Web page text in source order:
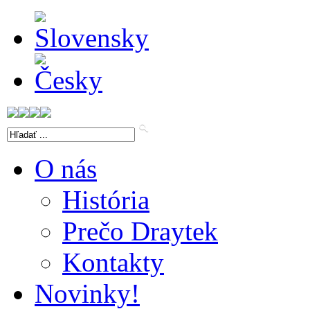
O nás
História
Prečo Draytek
Kontakty
Novinky!